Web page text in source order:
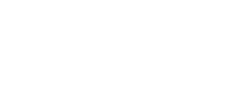
mail."
ze nodig hebben.